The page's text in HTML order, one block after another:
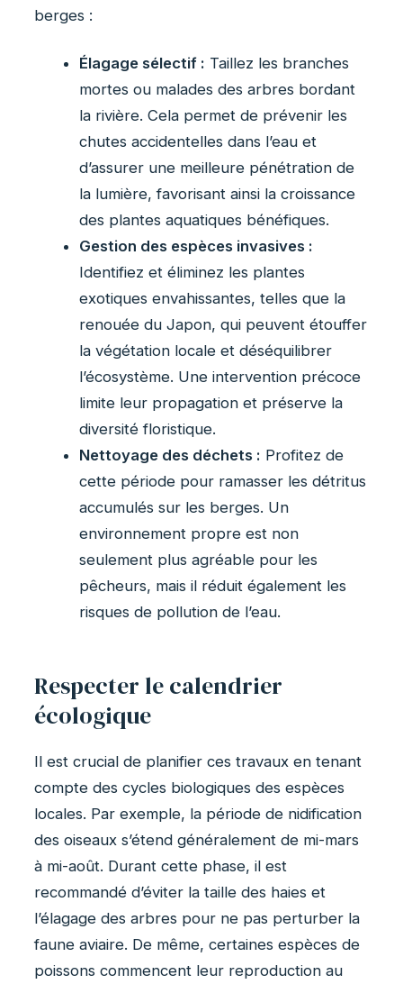
berges :
Élagage sélectif : Taillez les branches
mortes ou malades des arbres bordant
la rivière. Cela permet de prévenir les
chutes accidentelles dans l’eau et
d’assurer une meilleure pénétration de
la lumière, favorisant ainsi la croissance
des plantes aquatiques bénéfiques.
Gestion des espèces invasives :
Identifiez et éliminez les plantes
exotiques envahissantes, telles que la
renouée du Japon, qui peuvent étouffer
la végétation locale et déséquilibrer
l’écosystème. Une intervention précoce
limite leur propagation et préserve la
diversité floristique.
Nettoyage des déchets : Profitez de
cette période pour ramasser les détritus
accumulés sur les berges. Un
environnement propre est non
seulement plus agréable pour les
pêcheurs, mais il réduit également les
risques de pollution de l’eau.
Respecter le calendrier
écologique
Il est crucial de planifier ces travaux en tenant
compte des cycles biologiques des espèces
locales. Par exemple, la période de nidification
des oiseaux s’étend généralement de mi-mars
à mi-août. Durant cette phase, il est
recommandé d’éviter la taille des haies et
l’élagage des arbres pour ne pas perturber la
faune aviaire. De même, certaines espèces de
poissons commencent leur reproduction au